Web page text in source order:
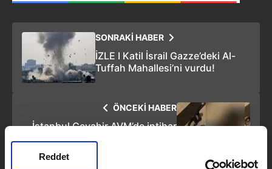
Reddet
SONRAKİ HABER
İZLE I Katil İsrail Gazze’deki Al-
Tuffah Mahallesi’ni vurdu!
ÖNCEKİ HABER
İstanbul Cevahir AVM’de intihar